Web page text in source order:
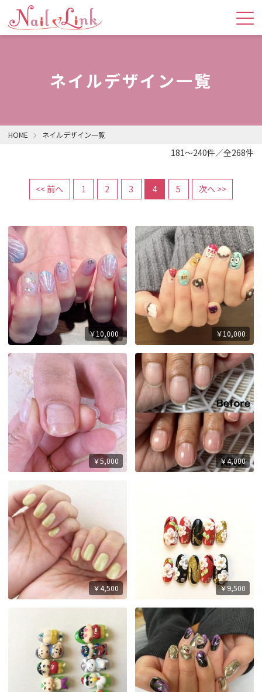
ネイルデザイン一覧
HOME ネイルデザイン一覧
181～240件／全268件
<< 前へ 1 2 3 4 5 次へ >>
￥10,000 ￥10,000
￥5,000 ￥4,000
￥4,500 ￥9,500